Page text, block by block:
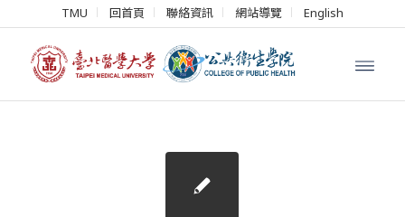
TMU 回首頁 聯絡資訊 網站導覽 English